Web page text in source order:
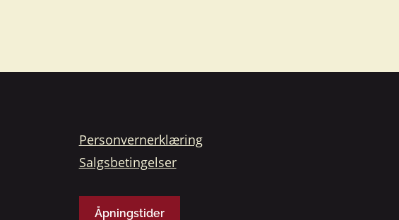
Personvernerklæring
Salgsbetingelser
Åpningstider